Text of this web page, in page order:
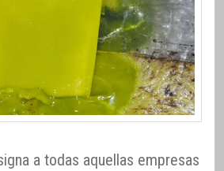
a todas aquellas empresas